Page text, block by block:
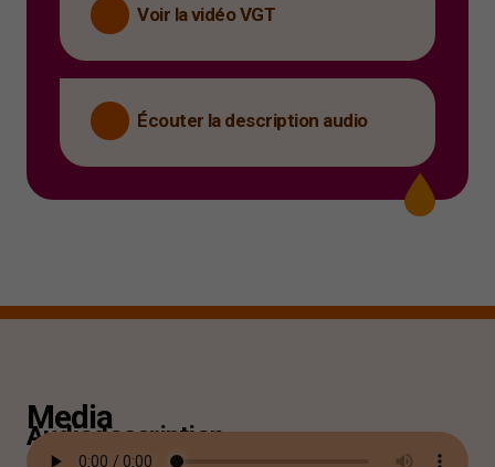
Voir la vidéo VGT
Écouter la description audio
Media
Audiodescription